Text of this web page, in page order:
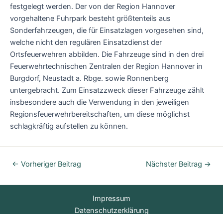
festgelegt werden. Der von der Region Hannover
vorgehaltene Fuhrpark besteht größtenteils aus
Sonderfahrzeugen, die für Einsatzlagen vorgesehen sind,
welche nicht den regulären Einsatzdienst der
Ortsfeuerwehren abbilden. Die Fahrzeuge sind in den drei
Feuerwehrtechnischen Zentralen der Region Hannover in
Burgdorf, Neustadt a. Rbge. sowie Ronnenberg
untergebracht. Zum Einsatzzweck dieser Fahrzeuge zählt
insbesondere auch die Verwendung in den jeweiligen
Regionsfeuerwehrbereitschaften, um diese möglichst
schlagkräftig aufstellen zu können.
← Vorheriger Beitrag Nächster Beitrag →
Impressum
Datenschutzerklärung